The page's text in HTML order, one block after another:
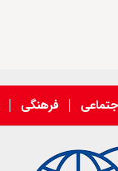
فرهنگی